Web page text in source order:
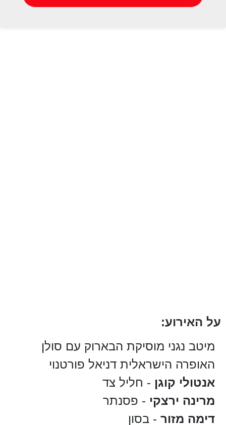
על האירוע:
מיטב נגני מוסיקת הבארוק עם סולן
האופרה הישראלית דניאל פורטנוי
אנטולי קוגן - חליל צד
מרינה ירצקי - פסנתר
דימה מזור - בסון